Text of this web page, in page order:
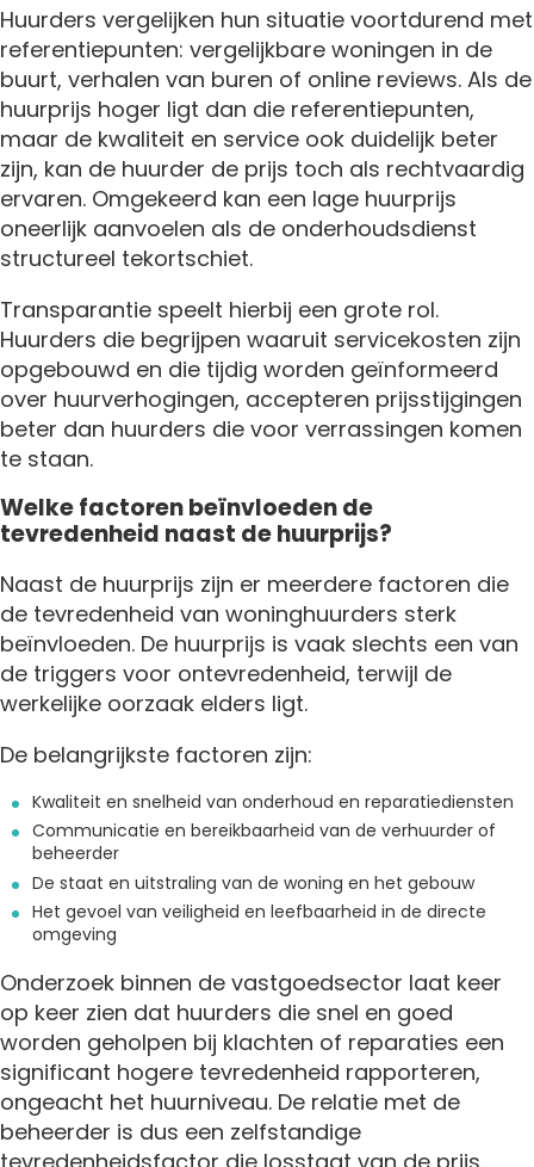
Huurders vergelijken hun situatie voortdurend met
referentiepunten: vergelijkbare woningen in de
buurt, verhalen van buren of online reviews. Als de
huurprijs hoger ligt dan die referentiepunten,
maar de kwaliteit en service ook duidelijk beter
zijn, kan de huurder de prijs toch als rechtvaardig
ervaren. Omgekeerd kan een lage huurprijs
oneerlijk aanvoelen als de onderhoudsdienst
structureel tekortschiet.
Transparantie speelt hierbij een grote rol.
Huurders die begrijpen waaruit servicekosten zijn
opgebouwd en die tijdig worden geïnformeerd
over huurverhogingen, accepteren prijsstijgingen
beter dan huurders die voor verrassingen komen
te staan.
Welke factoren beïnvloeden de
tevredenheid naast de huurprijs?
Naast de huurprijs zijn er meerdere factoren die
de tevredenheid van woninghuurders sterk
beïnvloeden. De huurprijs is vaak slechts een van
de triggers voor ontevredenheid, terwijl de
werkelijke oorzaak elders ligt.
De belangrijkste factoren zijn:
Kwaliteit en snelheid van onderhoud en reparatiediensten
Communicatie en bereikbaarheid van de verhuurder of
beheerder
De staat en uitstraling van de woning en het gebouw
Het gevoel van veiligheid en leefbaarheid in de directe
omgeving
Onderzoek binnen de vastgoedsector laat keer
op keer zien dat huurders die snel en goed
worden geholpen bij klachten of reparaties een
significant hogere tevredenheid rapporteren,
ongeacht het huurniveau. De relatie met de
beheerder is dus een zelfstandige